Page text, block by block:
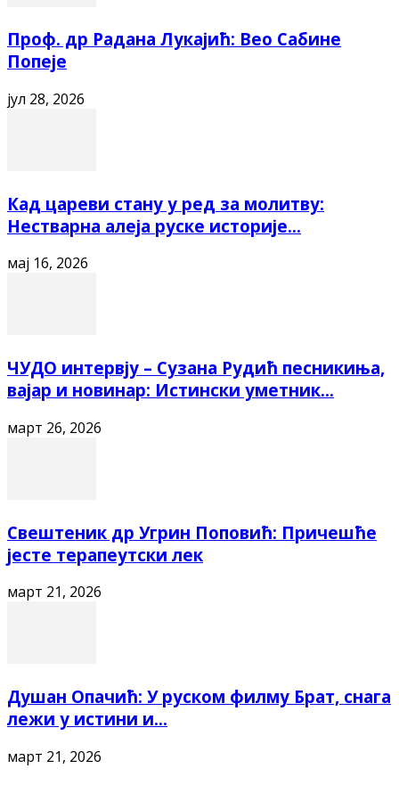
Проф. др Радана Лукајић: Вео Сабине
Попеје
јул 28, 2026
Кад цареви стану у ред за молитву:
Нестварна алеја руске историје...
мај 16, 2026
ЧУДО интервју – Сузана Рудић песникиња,
вајар и новинар: Истински уметник...
март 26, 2026
Свештеник др Угрин Поповић: Причешће
јесте терапеутски лек
март 21, 2026
Душан Опачић: У руском филму Брат, снага
лежи у истини и...
март 21, 2026